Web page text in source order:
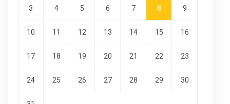
3 4 5 6 7 8 9
10 11 12 13 14 15 16
17 18 19 20 21 22 23
24 25 26 27 28 29 30